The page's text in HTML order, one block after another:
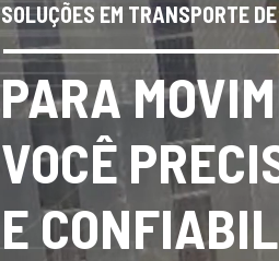
SOLUÇÕES EM TRANSPORTE
PARA
VOCÊ
E